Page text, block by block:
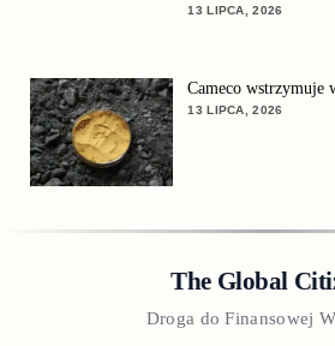
13 LIPCA, 2026
Cameco wstrzymuje
13 LIPCA, 2026
The Global
Droga do Finansowej